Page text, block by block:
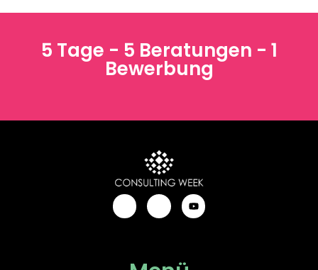
5 Tage - 5 Beratungen - 1
Bewerbung